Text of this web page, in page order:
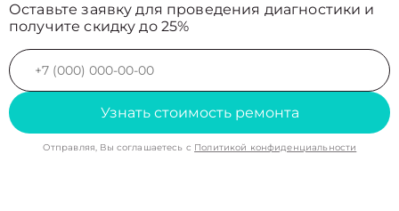
Оставьте заявку для проведения диагностики и
получите скидку до 25%
Узнать стоимость ремонта
Отправляя, Вы соглашаетесь с Политикой конфиденциальности